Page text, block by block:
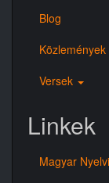
Blog
Közlemények
Versek
Linkek
Magyar